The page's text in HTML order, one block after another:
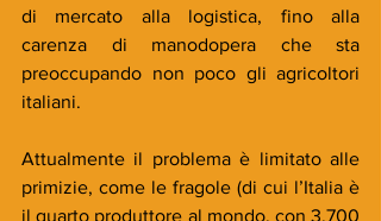
di mercato alla logistica, fino alla
carenza di manodopera che sta
preoccupando non poco gli agricoltori
italiani.
Attualmente il problema è limitato alle
primizie, come le fragole (di cui l’Italia è
il quarto produttore al mondo, con 3.700